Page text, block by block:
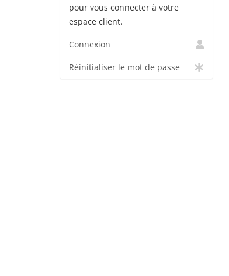
pour vous connecter à votre
espace client.
Connexion
Réinitialiser le mot de passe